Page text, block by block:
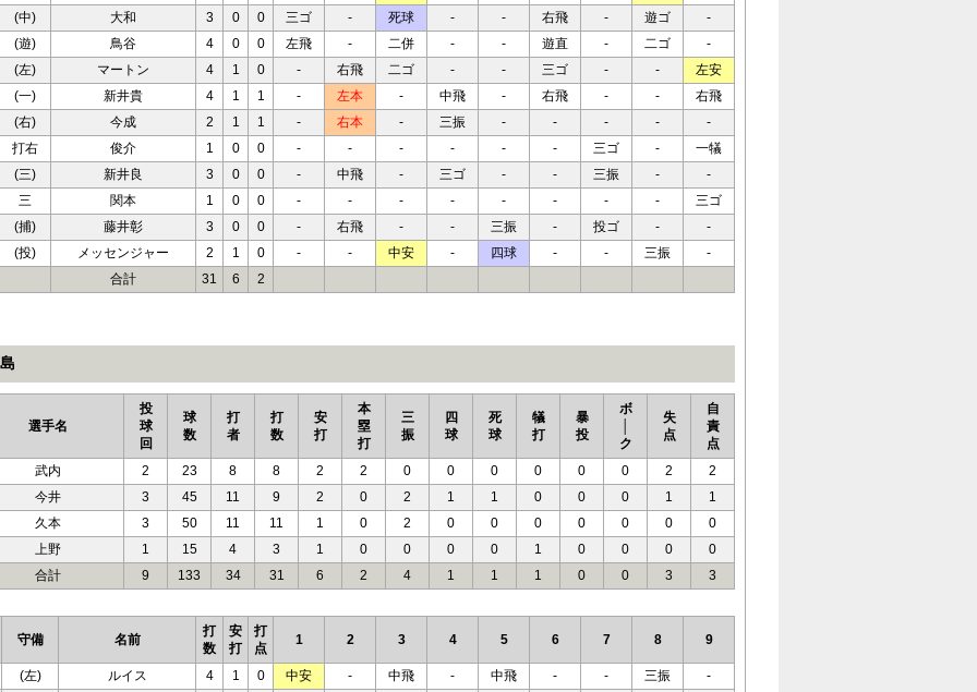
(中) 大和 3 0 0 三ゴ - 死球 - - 右飛 - 遊ゴ
-
(遊) 鳥谷 4 0 0 左飛 - 二併 - - 遊直 - 二ゴ
-
(左) マートン 4 1 0 - 右飛 二ゴ - - 三ゴ - -
左安
(一) 新井貴 4 1 1 - 左本 - 中飛 - 右飛 - -
右飛
(右) 今成 2 1 1 - 右本 - 三振 - - - -
-
打右
俊介 1 0 0 - - - - - - 三ゴ -
一犠
(三) 新井良 3 0 0 - 中飛 - 三ゴ - - 三振 -
-
三
関本 1 0 0 - - - - - - - -
三ゴ
(捕) 藤井彰 3 0 0 - 右飛 - - 三振 - 投ゴ -
-
(投) メッセンジャー 2 1 0 - - 中安 - 四球 - - 三振
-
合計
31 6 2
選手名
投
球
回
球
数
打
者
打
数
安
打
本
塁
打
三
振
四
球
死
球
犠
打
暴
投
ボ
ク
失
点
自
責
点
武内
2 23 8 8 2 2 0 0 0 0 0 0 2
2
今井
3 45 11 9 2 0 2 1 1 0 0 0 1
1
久本
3 50 11 11 1 0 2 0 0 0 0 0 0
0
上野
1 15 4 3 1 0 0 0 0 1 0 0 0
0
合計
9 133 34 31 6 2 4 1 1 1 0 0 3 3
守備 名前
打
数
安
打
打
点
1 2 3 4 5 6 7 8 9
(左) ルイス 4 1 0 中安 - 中飛 - 中飛 - - 三振
-